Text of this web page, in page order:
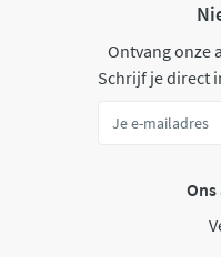
Ontvang onze
Schrijf je direct